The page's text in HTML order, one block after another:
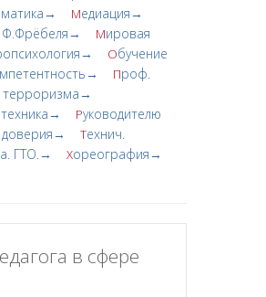
Медиация→
Ф.Фрёбеля→ Мировая
Обучение
Проф.
терроризма→
Руководителю
Технич.
ГТО.→ Хореография→
в сфере